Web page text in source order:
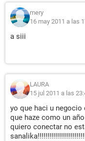
mery
16 may 2011 a las
a siii
LAURA
15 jul 2011 a las
yo que haci u negocio
que haze como un
quiero conectar no